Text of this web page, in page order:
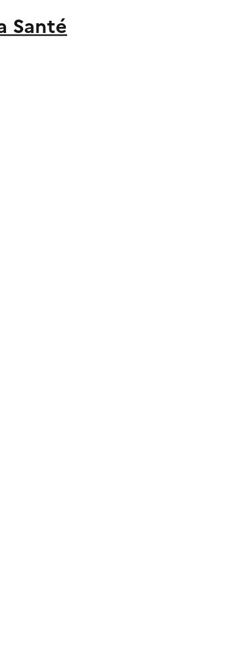
Santé